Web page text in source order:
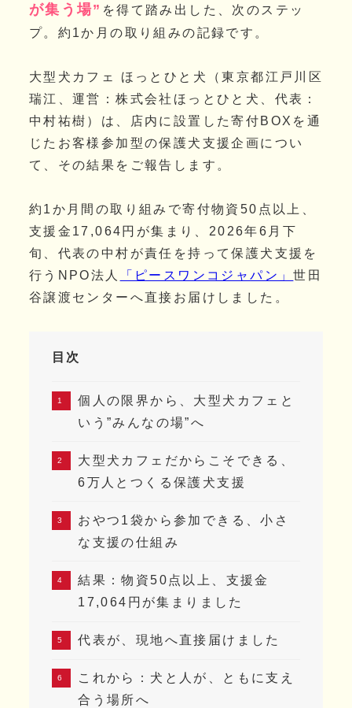
が集う場” を得て踏み出した、次のステッ
プ。約1か月の取り組みの記録です。
大型犬カフェ ほっとひと犬（東京都江戸川区
瑞江、運営：株式会社ほっとひと犬、代表：
中村祐樹）は、店内に設置した寄付BOXを通
じたお客様参加型の保護犬支援企画につい
て、その結果をご報告します。
約1か月間の取り組みで寄付物資50点以上、
支援金17,064円が集まり、2026年6月下
旬、代表の中村が責任を持って保護犬支援を
行うNPO法人
「ピースワンコジャパン」世田
谷譲渡センターへ直接お届けしました。
目次
個人の限界から、大型犬カフェと
いう”みんなの場”へ
大型犬カフェだからこそできる、
6万人とつくる保護犬支援
おやつ1袋から参加できる、小さ
な支援の仕組み
結果：物資50点以上、支援金
17,064円が集まりました
代表が、現地へ直接届けました
これから：犬と人が、ともに支え
合う場所へ